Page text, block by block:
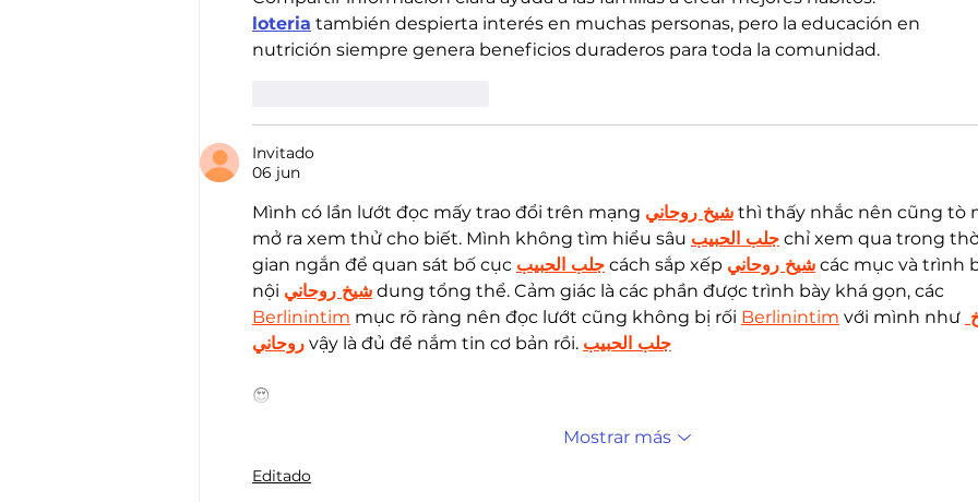
loteria también despierta interés en muchas personas, pero la educación en
nutrición siempre genera beneficios duraderos para toda la comunidad.
Invitado
06 jun
Mình có lần lướt đọc mấy trao đổi trên mạng شيخ روحاني thì thấy nhắc nên cũng tò
mở ra xem thử cho biết. Mình không tìm hiểu sâu جلب الحبيب chỉ xem qua trong
gian ngắn để quan sát bố cục جلب الحبيب cách sắp xếp شيخ روحاني các mục và trình
nội شيخ روحاني dung tổng thể. Cảm giác là các phần được trình bày khá gọn, các
Berlinintim mục rõ ràng nên đọc lướt cũng không bị rối Berlinintim với mình như
روحاني vậy là đủ để nắm tin cơ bản rồi. جلب الحبيب
😍
Mostrar más
Editado